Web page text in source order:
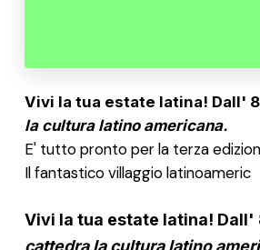
Vivi la tua estate latina! Dall'
la cultura latino americana.
E' tutto pronto per la terza
Il fantastico villaggio latinoameric
Vivi la tua estate latina! Dall'
cattedra la cultura latino